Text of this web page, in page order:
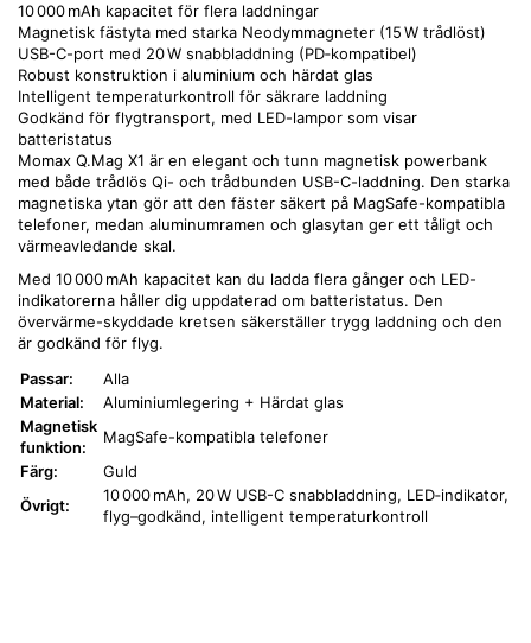
10 000 mAh kapacitet för flera laddningar
Magnetisk fästyta med starka Neodymmagneter (15 W trådlöst)
USB-C-port med 20 W snabbladdning (PD‑kompatibel)
Robust konstruktion i aluminium och härdat glas
Intelligent temperaturkontroll för säkrare laddning
Godkänd för flygtransport, med LED-lampor som visar
batteristatus
Momax Q.Mag X1 är en elegant och tunn magnetisk powerbank
med både trådlös Qi- och trådbunden USB-C-laddning. Den starka
magnetiska ytan gör att den fäster säkert på MagSafe-kompatibla
telefoner, medan aluminumramen och glasytan ger ett tåligt och
värmeavledande skal.
Med 10 000 mAh kapacitet kan du ladda flera gånger och LED-
indikatorerna håller dig uppdaterad om batteristatus. Den
övervärme-skyddade kretsen säkerställer trygg laddning och den
är godkänd för flyg.
Passar:
Alla
Material:
Aluminiumlegering + Härdat glas
Magnetisk
funktion:
MagSafe-kompatibla telefoner
Färg:
Guld
Övrigt:
10 000 mAh, 20 W USB-C snabbladdning, LED‑indikator,
flyg–godkänd, intelligent temperaturkontroll